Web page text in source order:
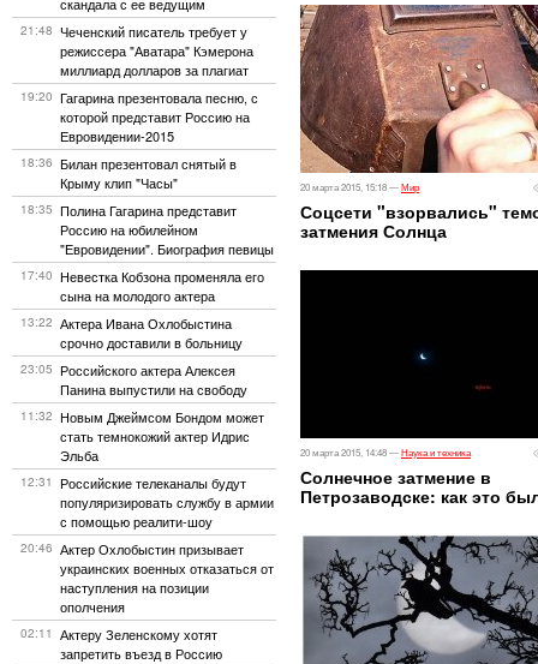
20 марта 2015, 15:18 —Мир
Соцсети "взорвались"
затмения Солнца
20 марта 2015, 14:48 —Наука и техника
Солнечное затмение в
Петрозаводске: как это
21:48 Чеченский писатель требует у
режиссера "Аватара" Кэмерона
миллиард долларов за плагиат
19:20 Гагарина презентовала песню, с
которой представит Россию на
Евровидении-2015
18:36 Билан презентовал снятый в
Крыму клип "Часы"
18:35 Полина Гагарина представит
Россию на юбилейном
"Евровидении". Биография певицы
17:40 Невестка Кобзона променяла его
сына на молодого актера
13:22 Актера Ивана Охлобыстина
срочно доставили в больницу
23:05 Российского актера Алексея
Панина выпустили на свободу
11:32 Новым Джеймсом Бондом может
стать темнокожий актер Идрис
Эльба
12:31 Российские телеканалы будут
популяризировать службу в армии
с помощью реалити-шоу
20:46 Актер Охлобыстин призывает
украинских военных отказаться от
наступления на позиции
ополчения
02:11 Актеру Зеленскому хотят
запретить въезд в Россию